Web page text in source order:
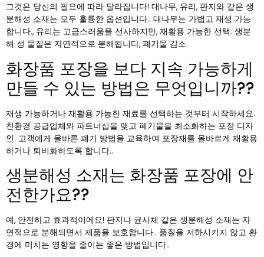
그것은 당신의 필요에 따라 달라집니다! 대나무, 유리, 판지와 같은 생
분해성 소재는 모두 훌륭한 옵션입니다.. 대나무는 가볍고 재생 가능
합니다., 유리는 고급스러움을 선사하지만, 재활용 가능한 선택. 생분
해 성 물질은 자연적으로 분해됩니다, 폐기물 감소.
화장품 포장을 보다 지속 가능하게
만들 수 있는 방법은 무엇입니까??
재생 가능하거나 재활용 가능한 재료를 선택하는 것부터 시작하세요.
친환경 공급업체와 파트너십을 맺고 폐기물을 최소화하는 포장 디자
인. 고객에게 올바른 폐기 방법을 교육하여 포장재를 올바르게 재활용
하거나 퇴비화하도록 합니다..
생분해성 소재는 화장품 포장에 안
전한가요??
예, 안전하고 효과적이에요! 판지나 균사체 같은 생분해성 소재는 자
연적으로 분해되면서 제품을 보호합니다.. 품질을 저하시키지 않고 환
경에 미치는 영향을 줄이는 좋은 방법입니다..